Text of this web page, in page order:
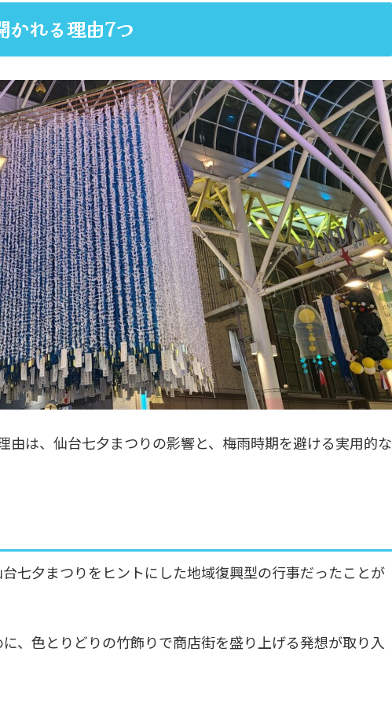
かれる理由7つ
由は、仙台七夕まつりの影響と、梅雨時期を避ける実用的な
七夕まつりをヒントにした地域復興型の行事だったことが
、色とりどりの竹飾りで商店街を盛り上げる発想が取り入